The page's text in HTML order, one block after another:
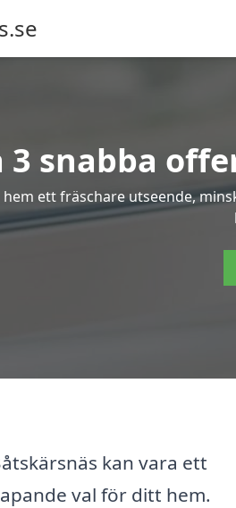
3 snabba
ett fräschare utseende,
kan vara ett
val för ditt hem.